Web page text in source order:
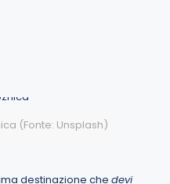
(Fonte: Unsplash)
destinazione che devi